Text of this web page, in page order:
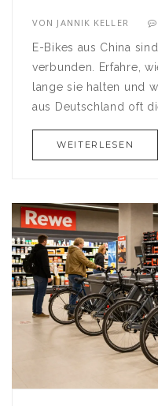
VON JANNIK KELLER
E-Bikes aus China
verbunden. Erfahre,
lange sie halten und
aus Deutschland oft
WEITERLESEN